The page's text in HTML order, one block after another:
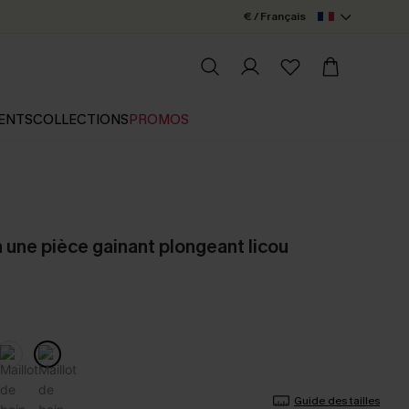
€ / Français
COLLECTIONSPROMOS
pièce gainant plongeant licou
Guide des tailles